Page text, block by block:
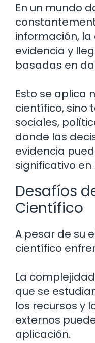
En un mundo
información,
evidencia y
basadas en
Esto se aplica
científico, sino
sociales,
donde las
evidencia
significativo
Desafíos
Científico
A pesar de su
científico
La
que se
los recursos y
externos
aplicación.